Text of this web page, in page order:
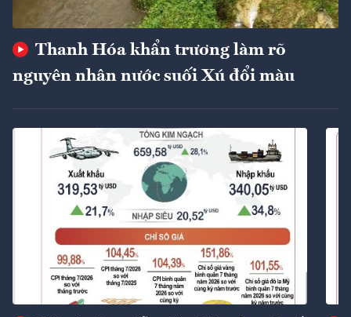
Thanh Hóa khẩn trương làm rõ
nguyên nhân nước suối Xú đổi màu